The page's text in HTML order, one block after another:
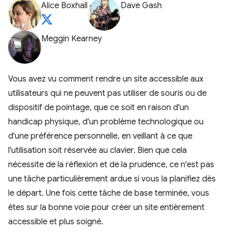
Alice Boxhall Dave Gash
Meggin Kearney
Vous avez vu comment rendre un site accessible aux
utilisateurs qui ne peuvent pas utiliser de souris ou de
dispositif de pointage, que ce soit en raison d'un
handicap physique, d'un problème technologique ou
d'une préférence personnelle, en veillant à ce que
l'utilisation soit réservée au clavier. Bien que cela
nécessite de la réflexion et de la prudence, ce n'est pas
une tâche particulièrement ardue si vous la planifiez dès
le départ. Une fois cette tâche de base terminée, vous
êtes sur la bonne voie pour créer un site entièrement
accessible et plus soigné.